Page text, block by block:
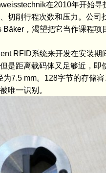
在2010年开始
切削行程次数和压力。公司
，渴望把它当作课程
RFID系统来开发在安装
是距离载码体又足够近，
7.5 mm。128字节的存储
唯一识别。